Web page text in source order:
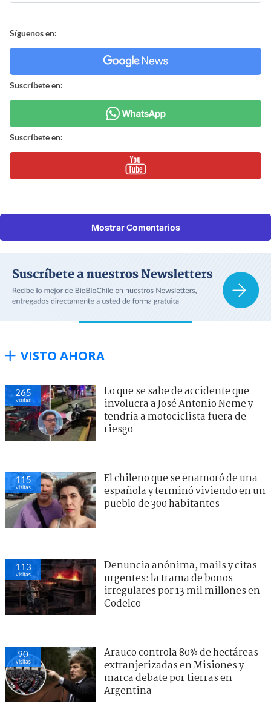
Síguenos en:
Suscríbete en:
Suscríbete en:
Mostrar Comentarios
VISTO AHORA
265
visitas
Lo que se sabe de accidente que
involucra a José Antonio Neme y
tendría a motociclista fuera de
riesgo
115
visitas
El chileno que se enamoró de una
española y terminó viviendo en un
pueblo de 300 habitantes
113
visitas
Denuncia anónima, mails y citas
urgentes: la trama de bonos
irregulares por 13 mil millones en
Codelco
90
visitas
Arauco controla 80% de hectáreas
extranjerizadas en Misiones y
marca debate por tierras en
Argentina